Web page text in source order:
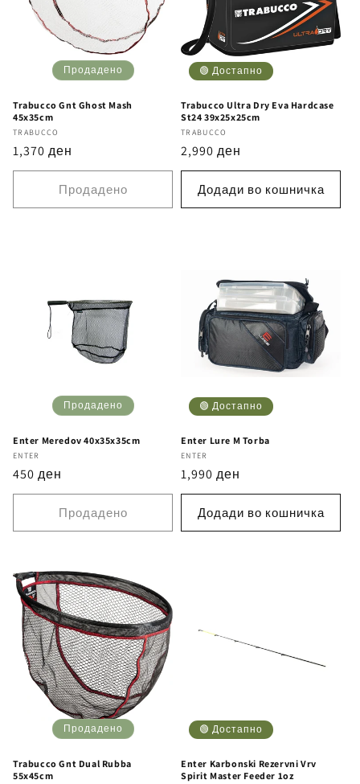
Продадено
Trabucco Gnt Ghost Mash
45x35cm
Бренд
TRABUCCO
Регуларна
цена
1,370 ден
Продадено
🟢 Достапно
Trabucco Ultra Dry Eva Hardcase
St24 39x25x25cm
Бренд
TRABUCCO
Регуларна
цена
2,990 ден
Додади во кошничка
Продадено
Enter Meredov 40x35x35cm
Бренд
ENTER
Регуларна
цена
450 ден
Продадено
🟢 Достапно
Enter Lure M Torba
Бренд
ENTER
Регуларна
цена
1,990 ден
Додади во кошничка
Продадено
Trabucco Gnt Dual Rubba
55x45cm
🟢 Достапно
Enter Karbonski Rezervni Vrv
Spirit Master Feeder 1oz